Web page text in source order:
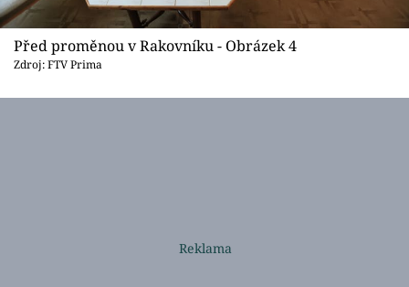
Před proměnou v Rakovníku - Obrázek 4
Zdroj: FTV Prima